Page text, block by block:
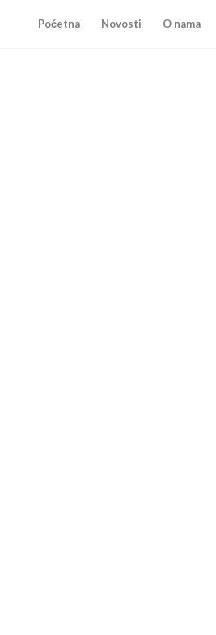
Početna Novosti O nama